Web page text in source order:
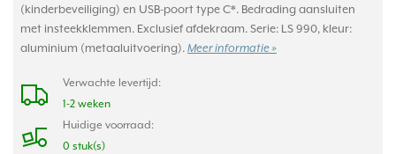
(kinderbeveiliging) en USB-poort type C*. Bedrading aansluiten
met insteekklemmen. Exclusief afdekraam. Serie: LS 990, kleur:
aluminium (metaaluitvoering). Meer informatie »
Verwachte levertijd:
1-2 weken
Huidige voorraad:
0 stuk(s)